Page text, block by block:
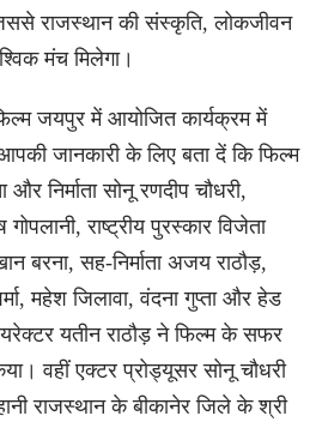
राजस्थान की संस्कृति, लोकजीवन
मंच मिलेगा।
जयपुर में आयोजित कार्यक्रम में
जानकारी के लिए बता दें कि फिल्म
निर्माता सोनू रणदीप चौधरी,
गोपलानी, राष्ट्रीय पुरस्कार विजेता
बरना, सह-निर्माता अजय राठौड़,
महेश जिलावा, वंदना गुप्ता और हेड
यतीन राठौड़ ने फिल्म के सफर
वहीं एक्टर प्रोड्यूसर सोनू चौधरी
राजस्थान के बीकानेर जिले के श्री